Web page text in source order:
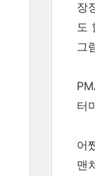
장
도
그
터
어
맨